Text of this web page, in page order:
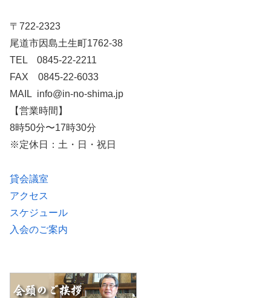
〒722-2323
尾道市因島土生町1762-38
TEL 0845-22-2211
FAX 0845-22-6033
MAIL info@in-no-shima.jp
【営業時間】
8時50分〜17時30分
※定休日：土・日・祝日
貸会議室
アクセス
スケジュール
入会のご案内